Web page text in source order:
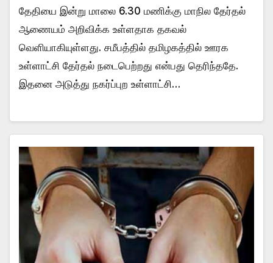
தேதியை இன்று மாலை 6.30 மணிக்கு மாநில தேர்தல்
ஆணையம் அறிவிக்க உள்ளதாக தகவல்
வெளியாகியுள்ளது. சமீபத்தில் தமிழகத்தில் ஊரக
உள்ளாட்சி தேர்தல் நடைபெற்றது என்பது தெரிந்ததே.
இதனை அடுத்து நகர்ப்புற உள்ளாட்சி…